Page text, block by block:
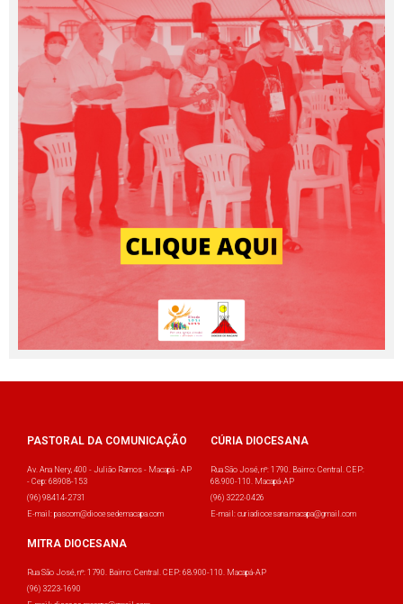
PASTORAL DA COMUNICAÇÃO
Av. Ana Nery, 400 - Julião Ramos - Macapá - AP
- Cep: 68908-153
(96) 98414-2731
E-mail: pascom@diocesedemacapa.com
CÚRIA DIOCESANA
Rua São José, nº: 1790. Bairro: Central. CEP:
68.900-110. Macapá-AP
(96) 3222-0426
E-mail: curiadiocesana.macapa@gmail.com
MITRA DIOCESANA
Rua São José, nº: 1790. Bairro: Central. CEP: 68.900-110. Macapá-AP
(96) 3223-1690